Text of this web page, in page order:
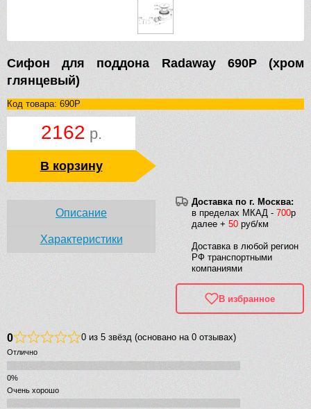
Сифон для поддона Radaway 690P (хром
глянцевый)
Код товара: 690P
2162 р.
В корзину
Доставка по г. Москва:
в пределах МКАД - 700р
далее + 50 руб/км
Доставка в любой регион
РФ транспортными
компаниями
В избранное
Описание
Характеристики
0 0 из 5 звёзд (основано на 0 отзывах)
Отлично
Очень хорошо